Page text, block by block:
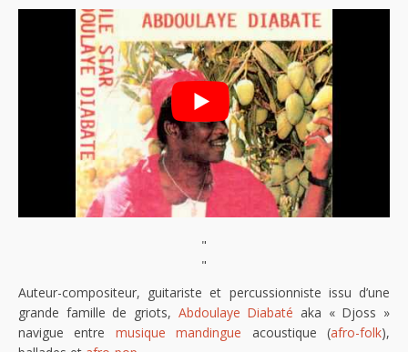
"
"
Auteur-compositeur, guitariste et percussionniste issu d’une
grande famille de griots, Abdoulaye Diabaté aka « Djoss »
navigue entre musique mandingue acoustique (afro-folk),